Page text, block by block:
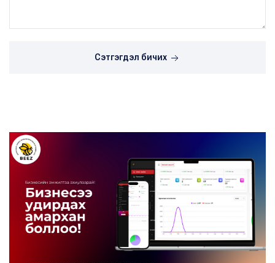
Сэтгэгдэл бичих